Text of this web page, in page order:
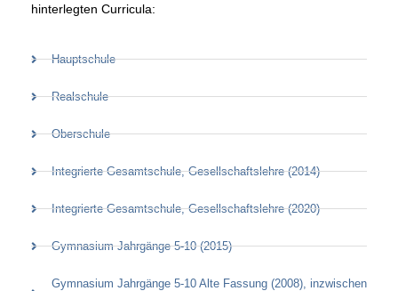
hinterlegten Curricula:
Hauptschule
Realschule
Oberschule
Integrierte Gesamtschule, Gesellschaftslehre (2014)
Integrierte Gesamtschule, Gesellschaftslehre (2020)
Gymnasium Jahrgänge 5-10 (2015)
Gymnasium Jahrgänge 5-10 Alte Fassung (2008), inzwischen